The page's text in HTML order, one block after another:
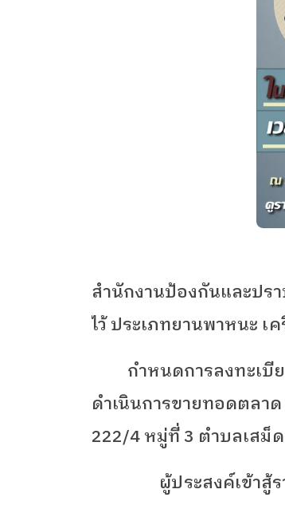
สำนักงานป้องกันและปร
ไว้ ประเภทยานพาหนะ เ
กำหนดการลงทะเบี
ดำเนินการขายทอดตลา
222/4หมู่ที่3 ตำบลเสม็
ผู้ประสงค์เข้า